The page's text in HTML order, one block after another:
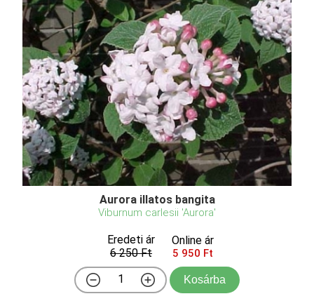
Aurora illatos bangita
Viburnum carlesii 'Aurora'
Eredeti ár
6 250 Ft
Online ár
5 950 Ft
Kosárba